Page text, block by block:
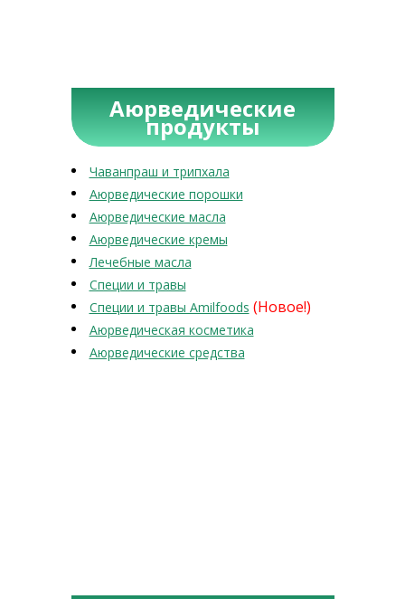
Аюрведические
продукты
Чаванпраш и трипхала
Аюрведические порошки
Аюрведические масла
Аюрведические кремы
Лечебные масла
Специи и травы
Специи и травы Amilfoods (Новое!)
Аюрведическая косметика
Аюрведические средства